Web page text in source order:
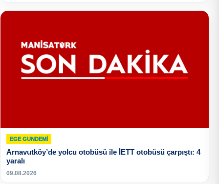
EGE GUNDEMİ
Arnavutköy’de yolcu otobüsü ile İETT otobüsü çarpıştı: 4
yaralı
09.08.2026